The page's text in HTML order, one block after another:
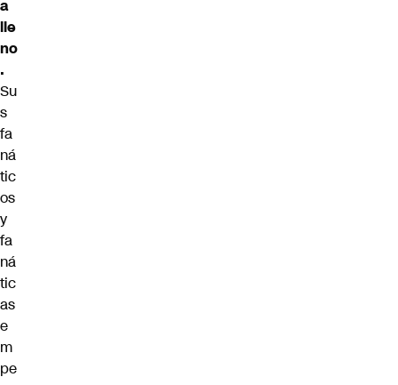
a
lle
no
.
Su
s
fa
ná
tic
os
y
fa
ná
tic
as
e
m
pe